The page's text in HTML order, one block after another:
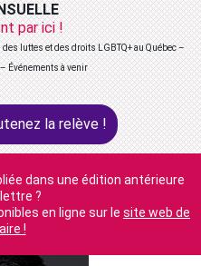
par ici !
luttes et des droits LGBTQ+ au Québec –
Événements à venir
la relève !
dans une édition antérieure
?
en ligne sur le site web de
!